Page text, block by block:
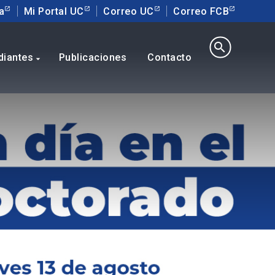
Mi Portal UC Correo UC Correo FCB
arrow_drop_down Publicaciones Contacto
search